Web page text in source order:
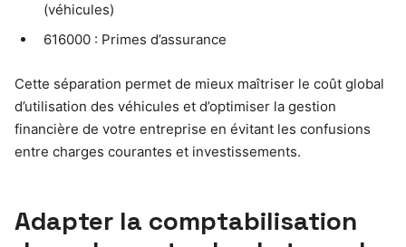
(véhicules)
616000 : Primes d’assurance
Cette séparation permet de mieux maîtriser le coût global
d’utilisation des véhicules et d’optimiser la gestion
financière de votre entreprise en évitant les confusions
entre charges courantes et investissements.
Adapter la comptabilisation